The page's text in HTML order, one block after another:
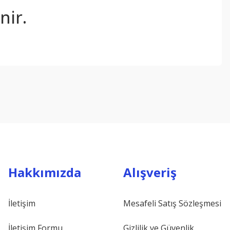
Hakkımızda
İletişim
Alışveriş
Mesafeli Satış Sözleşmesi